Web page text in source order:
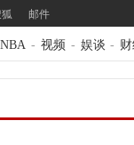
邮件
NBA - 视频 - 娱谈 -